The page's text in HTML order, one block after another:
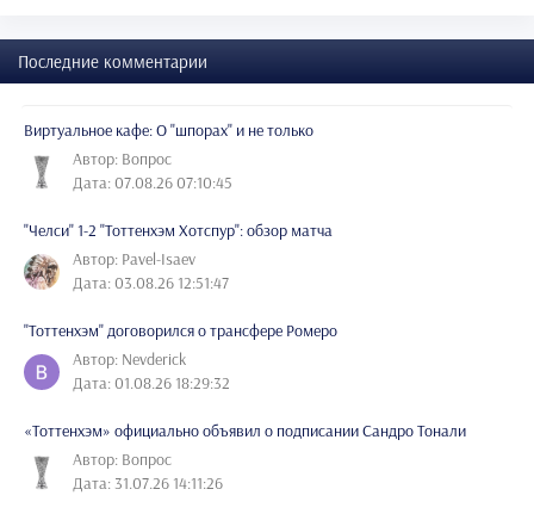
Последние комментарии
Виртуальное кафе: О "шпорах" и не только
Автор: Вопрос
Дата: 07.08.26 07:10:45
"Челси" 1-2 "Тоттенхэм Хотспур": обзор матча
Автор: Pavel-Isaev
Дата: 03.08.26 12:51:47
"Тоттенхэм" договорился о трансфере Ромеро
Автор: Nevderick
Дата: 01.08.26 18:29:32
«Тоттенхэм» официально объявил о подписании Сандро Тонали
Автор: Вопрос
Дата: 31.07.26 14:11:26